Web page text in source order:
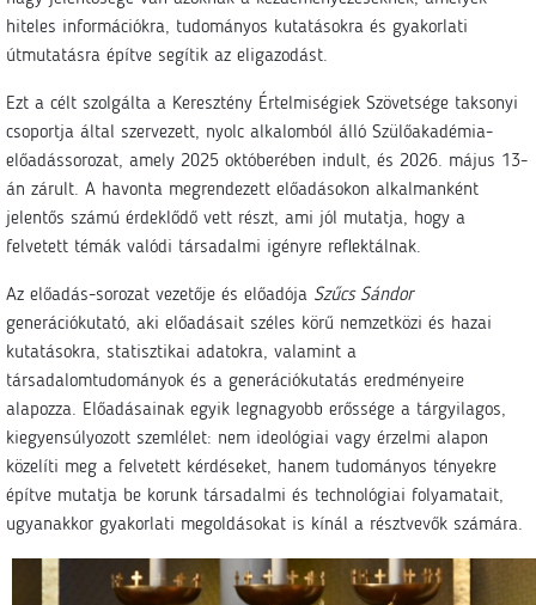
hiteles információkra, tudományos kutatásokra és gyakorlati
útmutatásra építve segítik az eligazodást.
Ezt a célt szolgálta a Keresztény Értelmiségiek Szövetsége taksonyi
csoportja által szervezett, nyolc alkalomból álló Szülőakadémia-
előadássorozat, amely 2025 októberében indult, és 2026. május 13-
án zárult. A havonta megrendezett előadásokon alkalmanként
jelentős számú érdeklődő vett részt, ami jól mutatja, hogy a
felvetett témák valódi társadalmi igényre reflektálnak.
Az előadás-sorozat vezetője és előadója Szűcs Sándor
generációkutató, aki előadásait széles körű nemzetközi és hazai
kutatásokra, statisztikai adatokra, valamint a
társadalomtudományok és a generációkutatás eredményeire
alapozza. Előadásainak egyik legnagyobb erőssége a tárgyilagos,
kiegyensúlyozott szemlélet: nem ideológiai vagy érzelmi alapon
közelíti meg a felvetett kérdéseket, hanem tudományos tényekre
építve mutatja be korunk társadalmi és technológiai folyamatait,
ugyanakkor gyakorlati megoldásokat is kínál a résztvevők számára.